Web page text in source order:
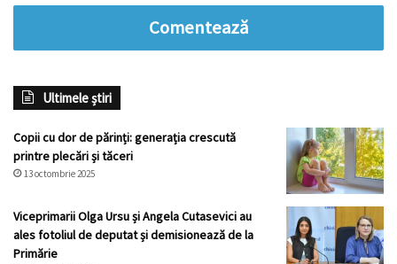
Comentează
Ultimele știri
Copii cu dor de părinți: generația crescută
printre plecări și tăceri
13 octombrie 2025
Viceprimarii Olga Ursu și Angela Cutasevici au
ales fotoliul de deputat și demisionează de la
Primărie